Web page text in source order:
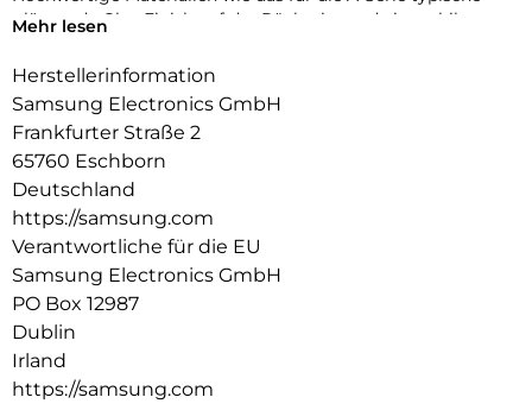
glänzende Glas-Finish auf der Rückseite und ein stabiler
sorgen für die nötige Robustheit im Alltag.
Fließend zoomen
Ruckelfreies Zoomen funktioniert jetzt auch mit der Galaxy
A-Serie: Dank der intuitiven Zoomsteuerung des Galaxy A57
5G kannst du fließend in deine Szenen hineinzoomen. Die
Kamera ermöglicht sanfte Übergänge zwischen den
Zoomstufen, sodass deine Videos stabil und natürlich wirken.
So findest du schnell den passenden Bildausschnitt – von
dynamischer Action hin zu detailreichen Close-ups.
Auf der Überholspur
Mit Wi-Fi 6E verlässt dein Galaxy A57 5G überfüllte
Datenautobahnen und nutzt das moderne 6-GHz-Band, das
weniger ausgelastet ist als andere Frequenzen. Dadurch
Mehr lesen
Herstellerinformation
Samsung Electronics GmbH
Frankfurter Straße 2
65760 Eschborn
Deutschland
https://samsung.com
Verantwortliche für die EU
Samsung Electronics GmbH
PO Box 12987
Dublin
Irland
https://samsung.com